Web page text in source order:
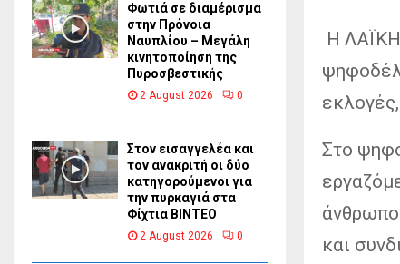
Η
Στο
και
Φωτιά σε διαμέρισμα
στην Πρόνοια
Ναυπλίου – Μεγάλη
κινητοποίηση της
Πυροσβεστικής
2 August 2026 0
Στον εισαγγελέα και
τον ανακριτή οι δύο
κατηγορούμενοι για
την πυρκαγιά στα
Φίχτια ΒΙΝΤΕΟ
2 August 2026 0